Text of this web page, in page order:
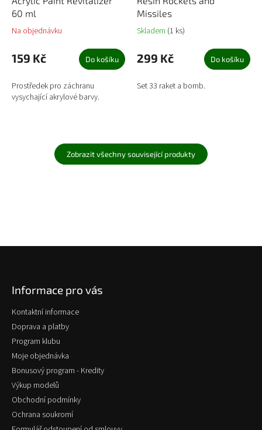
60 ml
Na objednávku
159 Kč Do košíku
Prostředek pro záchranu
vysychající akrylové barvy.
Missiles
Skladem (1 ks)
299 Kč Do košíku
Set 33 raket a bomb.
Zobrazit všechny související produkty
Informace pro vás
Kontaktní informace
Doprava a platby
Program klubu
Moje objednávka
Bonusový program - Kredity
Výkup modelů
Obchodní podmínky
Ochrana soukromí